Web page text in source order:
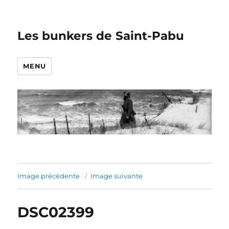
Les bunkers de Saint-Pabu
MENU
Image précédente Image suivante
DSC02399